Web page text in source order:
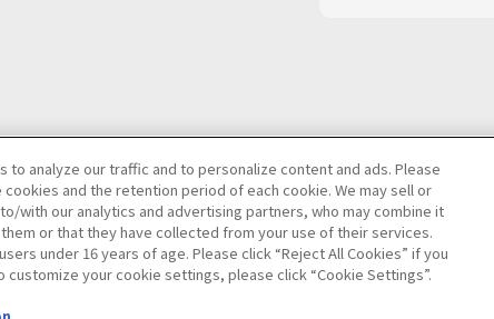
シー個人情報及び特定個人情報等の取り扱いに関する保護方針
作権・商標についてカスタマーハラスメントに対する基本的な対応方針
to analyze our traffic and to personalize content and ads. Please
and the retention period of each cookie. We may sell or
with our analytics and advertising partners, who may combine it
or that they have collected from your use of their services.
under 16 years of age. Please click “Reject All Cookies” if you
customize your cookie settings, please click “Cookie Settings”.